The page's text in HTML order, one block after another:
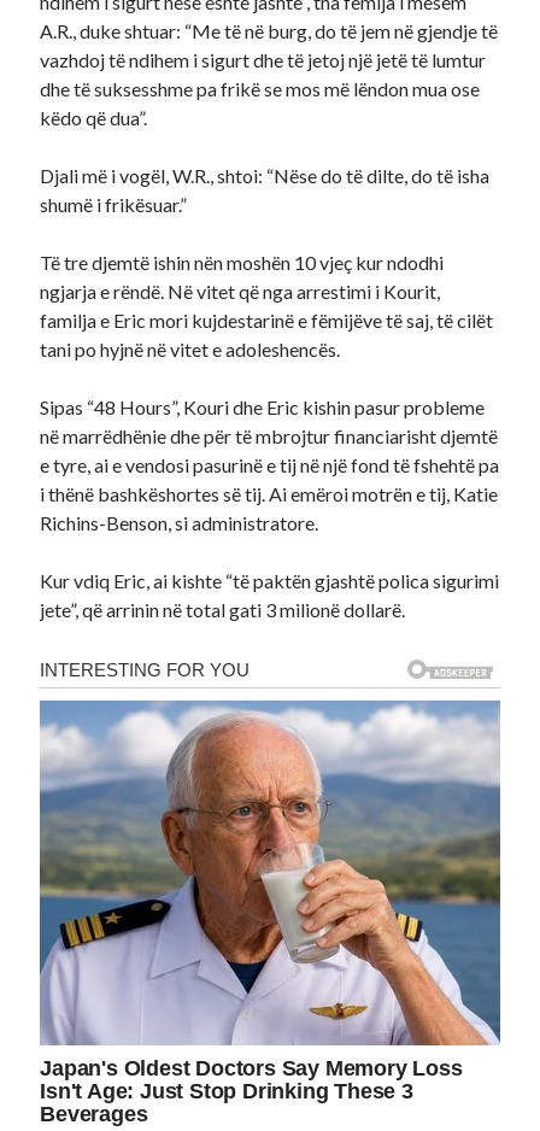
A.R., duke shtuar: “Me të në burg, do të jem në gjendje të
vazhdoj të ndihem i sigurt dhe të jetoj një jetë të lumtur
dhe të suksesshme pa frikë se mos më lëndon mua ose
këdo që dua”.
Djali më i vogël, W.R., shtoi: “Nëse do të dilte, do të isha
shumë i frikësuar.”
Të tre djemtë ishin nën moshën 10 vjeç kur ndodhi
ngjarja e rëndë. Në vitet që nga arrestimi i Kourit,
familja e Eric mori kujdestarinë e fëmijëve të saj, të cilët
tani po hyjnë në vitet e adoleshencës.
Sipas “48 Hours”, Kouri dhe Eric kishin pasur probleme
në marrëdhënie dhe për të mbrojtur financiarisht djemtë
e tyre, ai e vendosi pasurinë e tij në një fond të fshehtë pa
i thënë bashkëshortes së tij. Ai emëroi motrën e tij, Katie
Richins-Benson, si administratore.
Kur vdiq Eric, ai kishte “të paktën gjashtë polica sigurimi
jete”, që arrinin në total gati 3 milionë dollarë.